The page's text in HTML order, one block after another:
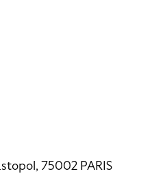
75002 PARIS